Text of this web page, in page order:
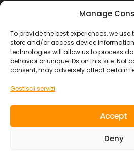
Manage
To provide the best experiences, we
store and/or access device
technologies will allow us to process
behavior or unique IDs on this site. Not
consent, may adversely affect certain
Gestisci servizi
Accept
Deny
Europa
America
Asia
Africa
Contatti